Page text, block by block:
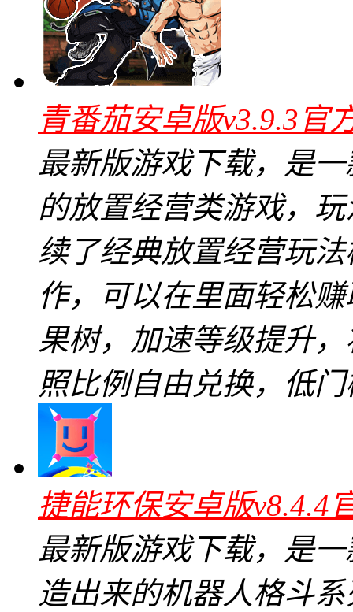
青番茄安卓版v3.9.3官
最新版游戏下载，是
的放置经营类游戏，
续了经典放置经营玩
作，可以在里面轻松
果树，加速等级提升
照比例自由兑换，低
捷能环保安卓版v8.4.4
最新版游戏下载，是
造出来的机器人格斗